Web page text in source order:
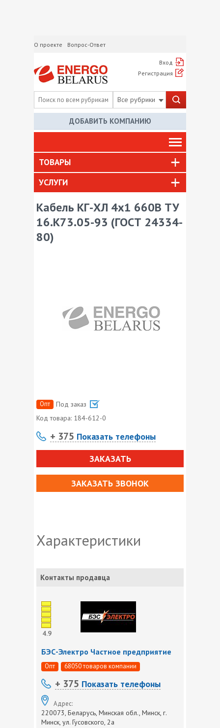
О проекте Вопрос-Ответ
Вход
Регистрация
Все рубрики
ДОБАВИТЬ КОМПАНИЮ
ТОВАРЫ
УСЛУГИ
Кабель КГ-ХЛ 4х1 660В ТУ
16.К73.05-93 (ГОСТ 24334-
80)
Опт
Под заказ
Код товара: 184-612-0
+ 375 Показать телефоны
ЗАКАЗАТЬ
ЗАКАЗАТЬ ЗВОНОК
Характеристики
Контакты продавца
4.9
БЭС-Электро Частное предприятие
Опт 68050 товаров компании
+ 375 Показать телефоны
Адрес:
220073, Беларусь, Минская обл., Минск, г.
Минск, ул. Гусовского, 2а